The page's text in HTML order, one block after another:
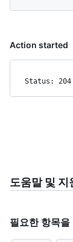
Action started
Status: 204
도움말 및 지
필요한 항목